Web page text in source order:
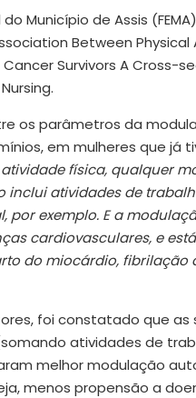
Município de Assis
Between Physical
Survivors A Cross-
os parâmetros da
em mulheres que já
física, qualquer
atividades de
por exemplo. E a
cardiovasculares, e
do miocárdio, fibrilação
foi constatado que as
atividades de
melhor modulação
menos propensão a